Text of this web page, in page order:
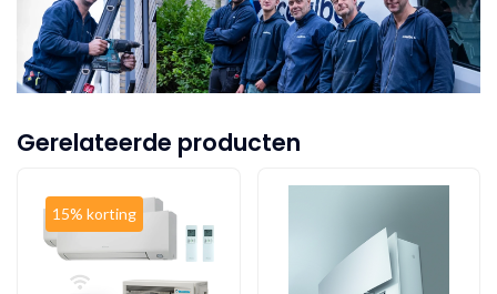
Gerelateerde producten
15% korting